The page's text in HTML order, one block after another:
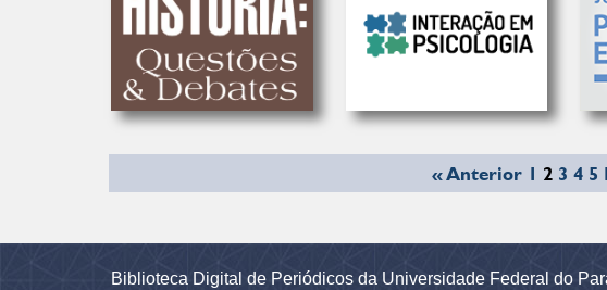
« Anterior 1 2 3 4 5
Biblioteca Digital de Periódicos da Universidade Federal do